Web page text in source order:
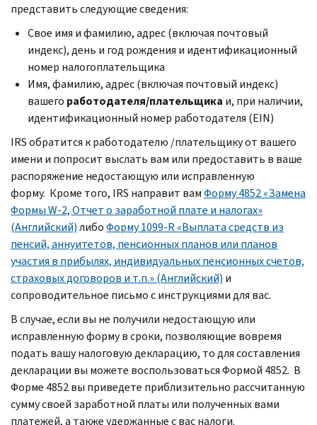
представить следующие сведения:
Свое имя и фамилию, адрес (включая почтовый
индекс), день и год рождения и идентификационный
номер налогоплательщика
Имя, фамилию, адрес (включая почтовый индекс)
вашего работодателя/плательщика и, при наличии,
идентификационный номер работодателя (EIN)
IRS обратится к работодателю /плательщику от вашего
имени и попросит выслать вам или предоставить в ваше
распоряжение недостающую или исправленную
форму. Кроме того, IRS направит вамФорму 4852 «Замена
Формы W-2, Отчет о заработной плате и налогах»
(Английский)либоФорму 1099-R «Выплата средств из
пенсий, аннуитетов, пенсионных планов или планов
участия в прибылях, индивидуальных пенсионных счетов,
страховых договоров и т.п.» (Английский) и
сопроводительное письмо с инструкциями для вас.
В случае, если вы не получили недостающую или
исправленную форму в сроки, позволяющие вовремя
подать вашу налоговую декларацию, то для составления
декларации вы можете воспользоваться Формой 4852. В
Форме 4852 вы приведете приблизительно рассчитанную
сумму своей заработной платы или полученных вами
платежей, а также удержанные с вас налоги.